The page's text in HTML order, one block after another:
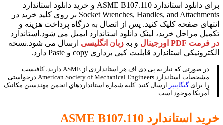
برای دانلود استاندارد ASME B107.110 و خرید دانلود استاندارد
Socket Wrenches, Handles, and Attachments بر روی کلید خرید در
انتهای صفحه کلیک کنید. پس از اتصال به درگاه پرداخت هزینه و
تکمیل مراحل خرید، لینک دانلود استاندارد ایمیل می شود.استاندارد
در فرمت PDF اورجینال
و به زبان انگلیسی ارسال می شود.نسخه
الکترونیکی استاندارد قابلیت کپی برداری copy و Paste دارد.
در صورتی که نیاز به پی دی اف هر استانداردی از ASME دارید، کافیست
مشخصات استاندارد American Society of Mechanical Engineers درخواستی
را برایگیگاپیپر ارسال کنید. کلیه شماره استانداردهاي انجمن مهندسين مکانيک
آمريکا موجود است.
خرید استاندارد ASME B107.110